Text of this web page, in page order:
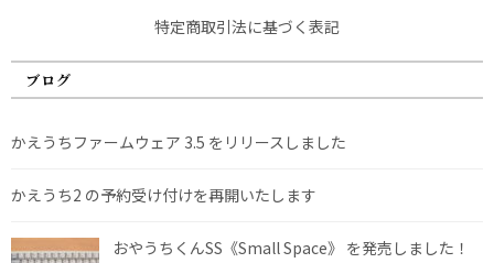
特定商取引法に基づく表記
ブログ
かえうちファームウェア 3.5 をリリースしました
かえうち2 の予約受け付けを再開いたします
おやうちくんSS《Small Space》 を発売しました！